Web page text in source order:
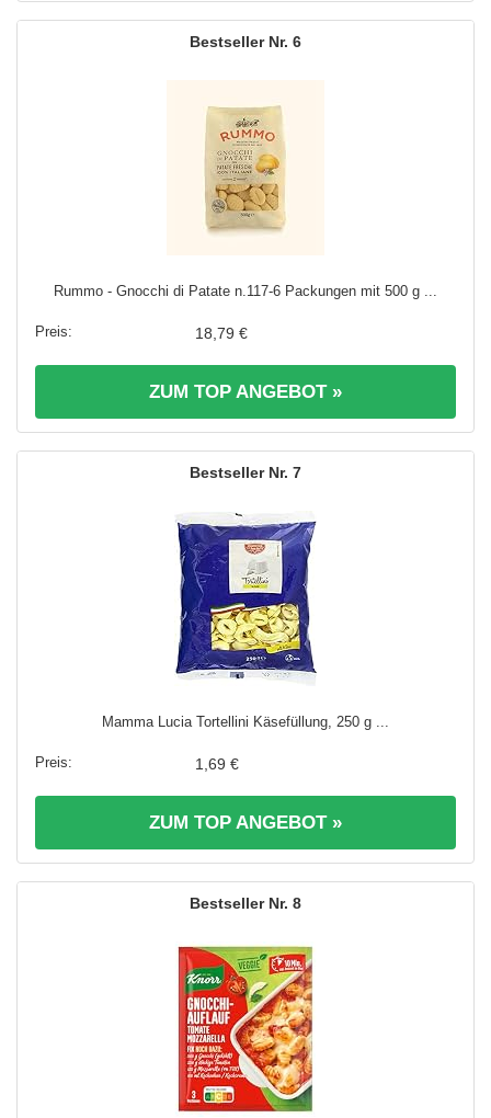
6
Rummo - Gnocchi di Patate n.117-6 Packungen mit 500 g ...
18,79 €
ZUM TOP ANGEBOT »
7
Mamma Lucia Tortellini Käsefüllung, 250 g ...
1,69 €
ZUM TOP ANGEBOT »
8